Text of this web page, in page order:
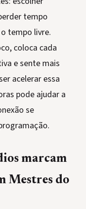
tempo
tempo livre.
coloca cada
e sente mais
acelerar essa
pode ajudar a
se
marcam
Mestres do